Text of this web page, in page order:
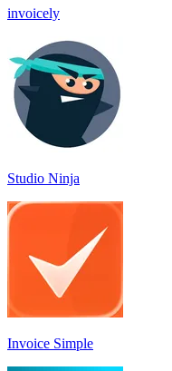
invoicely
Studio Ninja
Invoice Simple